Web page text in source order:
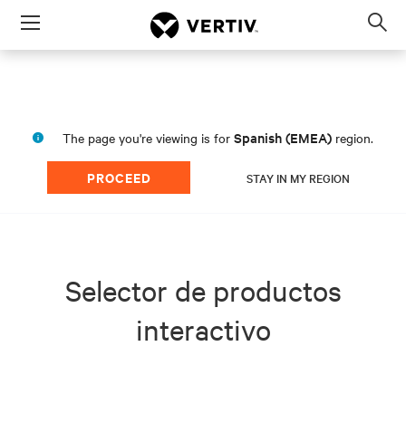
Menu
The page you're viewing is for Spanish (EMEA) region.
PROCEED STAY IN MY REGION
Selector de productos
interactivo